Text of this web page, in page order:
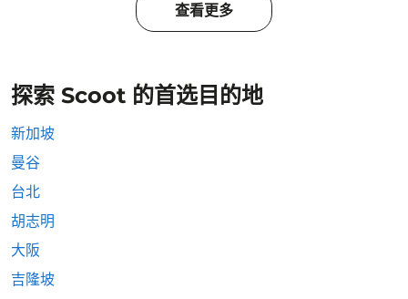
查看更多
探索 Scoot 的首选目的地
新加坡
曼谷
台北
胡志明
大阪
吉隆坡